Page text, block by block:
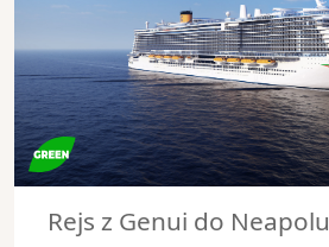
Rejs z Genui do Neapolu